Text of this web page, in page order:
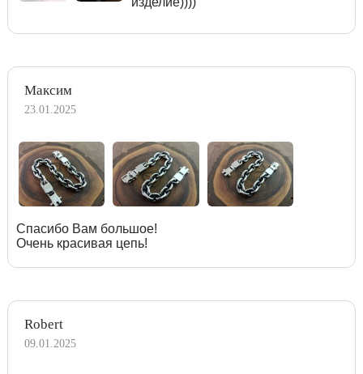
Максим
23.01.2025
Спасибо Вам большое!
Очень красивая цепь!
Robert
09.01.2025